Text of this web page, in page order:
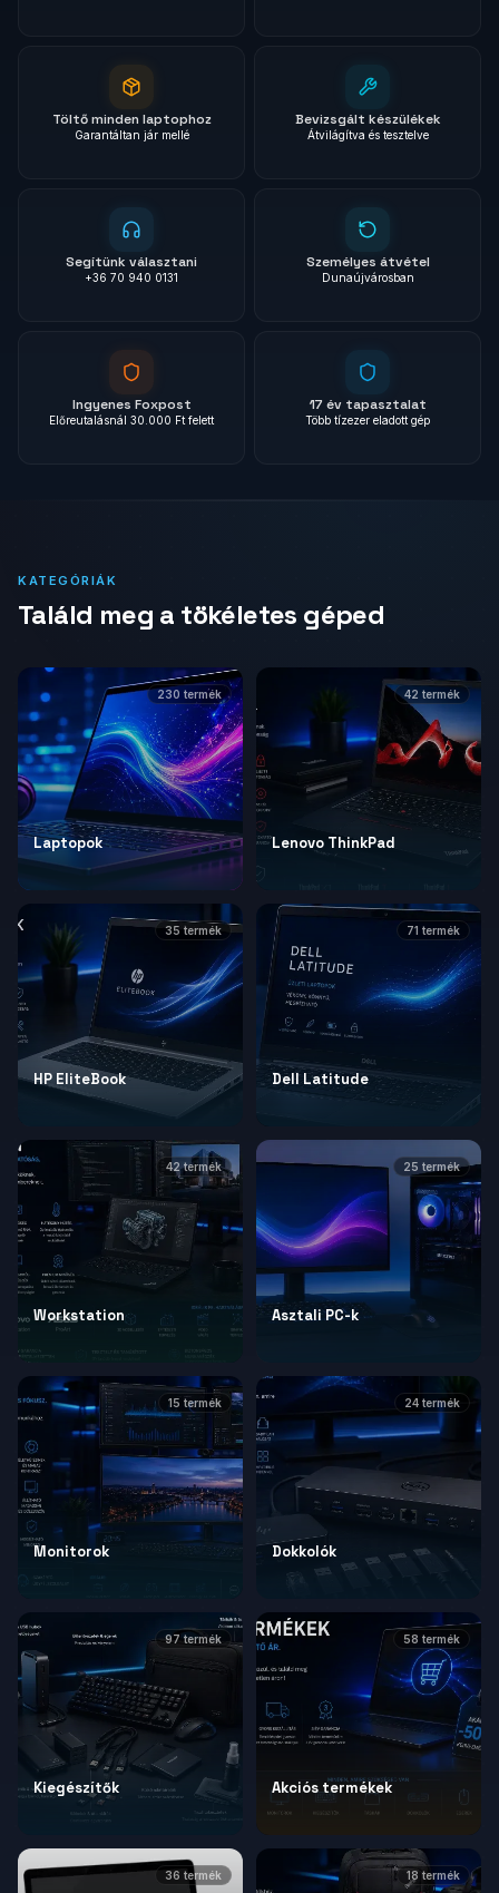
Töltő minden laptophoz
Garantáltan jár mellé
Bevizsgált készülékek
Átvilágítva és tesztelve
Segítünk választani
+36 70 940 0131
Személyes átvétel
Dunaújvárosban
Ingyenes Foxpost
Előreutalásnál 30.000 Ft felett
17 év tapasztalat
Több tízezer eladott gép
KATEGÓRIÁK
Találd meg a tökéletes géped
230 termék
Laptopok
42 termék
Lenovo ThinkPad
35 termék
HP EliteBook
71 termék
Dell Latitude
42termék
Workstation
25 termék
Asztali PC-k
15 termék
Monitorok
24 termék
Dokkolók
97 termék
Kiegészítők
58 termék
Akciós termékek
36 termék 18 termék